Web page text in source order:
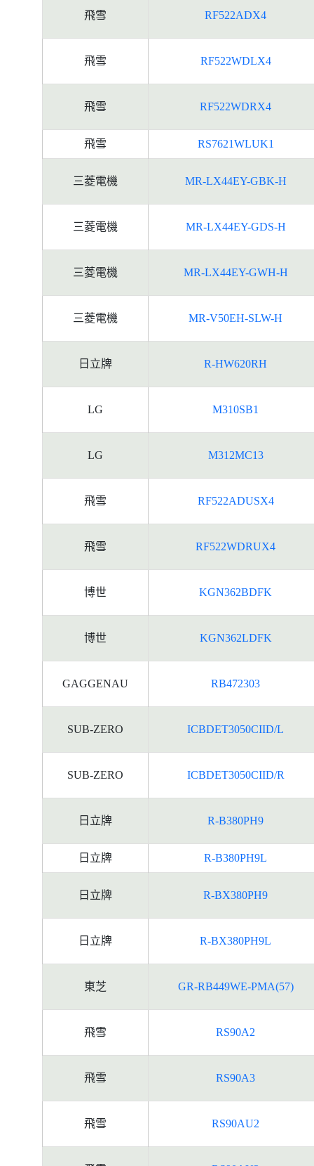
飛雪 RF522ADX4
飛雪 RF522WDLX4
飛雪 RF522WDRX4
飛雪 RS7621WLUK1
三菱電機 MR-LX44EY-GBK-H
三菱電機 MR-LX44EY-GDS-H
三菱電機 MR-LX44EY-GWH-H
三菱電機 MR-V50EH-SLW-H
日立牌 R-HW620RH
LG M310SB1
LG M312MC13
飛雪 RF522ADUSX4
飛雪 RF522WDRUX4
博世 KGN362BDFK
博世 KGN362LDFK
GAGGENAU RB472303
SUB-ZERO ICBDET3050CIID/L
SUB-ZERO ICBDET3050CIID/R
日立牌 R-B380PH9
日立牌 R-B380PH9L
日立牌 R-BX380PH9
日立牌 R-BX380PH9L
東芝 GR-RB449WE-PMA(57)
飛雪 RS90A2
飛雪 RS90A3
飛雪 RS90AU2